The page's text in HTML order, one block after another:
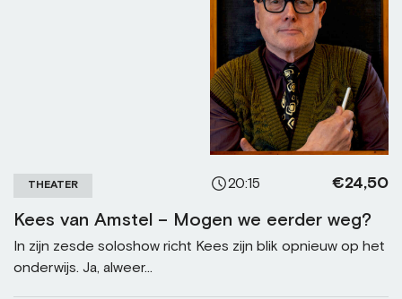
THEATER 20:15 €24,50
Kees van Amstel – Mogen we eerder weg?
In zijn zesde soloshow richt Kees zijn blik opnieuw op het
onderwijs. Ja, alweer...